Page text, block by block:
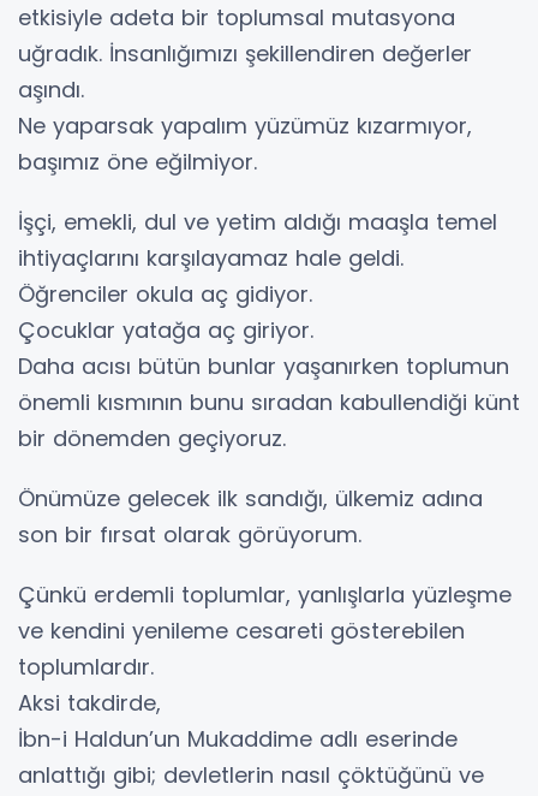
etkisiyle adeta bir toplumsal mutasyona
uğradık. İnsanlığımızı şekillendiren değerler
aşındı.
Ne yaparsak yapalım yüzümüz kızarmıyor,
başımız öne eğilmiyor.
İşçi, emekli, dul ve yetim aldığı maaşla temel
ihtiyaçlarını karşılayamaz hale geldi.
Öğrenciler okula aç gidiyor.
Çocuklar yatağa aç giriyor.
Daha acısı bütün bunlar yaşanırken toplumun
önemli kısmının bunu sıradan kabullendiği künt
bir dönemden geçiyoruz.
Önümüze gelecek ilk sandığı, ülkemiz adına
son bir fırsat olarak görüyorum.
Çünkü erdemli toplumlar, yanlışlarla yüzleşme
ve kendini yenileme cesareti gösterebilen
toplumlardır.
Aksi takdirde,
İbn-i Haldun’un Mukaddime adlı eserinde
anlattığı gibi; devletlerin nasıl çöktüğünü ve